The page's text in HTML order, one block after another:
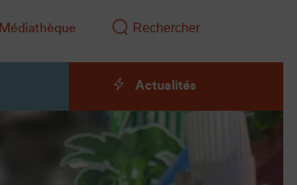
Médiathèque
Actualités